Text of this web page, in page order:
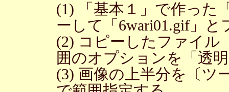
(1) 「基本１」で作った
ーして「6wari01.gif」
(2) コピーしたファイル
囲のオプションを「透
(3) 画像の上半分を〔ツ